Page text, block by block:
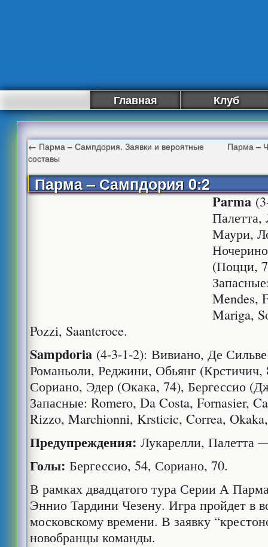
Главная Клуб
← Парма – Сампдория. Заявки и вероятные
составы
Парма –
Парма – Сампдория 0:2
Parma
Палетта,
Маури,
(Поцци,
Mendes,
Mariga,
Pozzi, Saantcroce.
Sampdoria (4-3-1-2): Вивиано, Де
Романьоли, Реджини, Обьянг
Сориано, Эдер (Окака, 74), Бергессио
Запасные: Romero, Da Costa, Fornasier,
Rizzo, Marchionni, Krsticic, Correa,
Предупреждения: Лукарелли, Палетта
Голы: Бергессио, 54, Сориано, 70.
В рамках двадцатого тура Серии А
Эннио Тардини Чезену. Игра пройдет в
московскому времени. В заявку
новобранцы команды.